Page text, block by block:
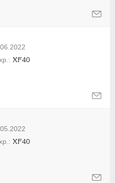
XF40
XF40